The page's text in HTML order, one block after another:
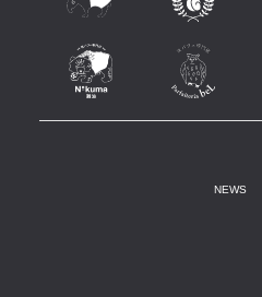
NEWS